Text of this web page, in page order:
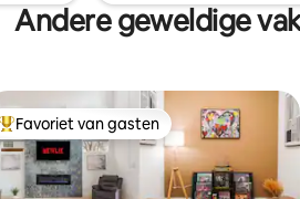
Andere geweldige
Topfavoriet van gasten
Favoriet van gasten